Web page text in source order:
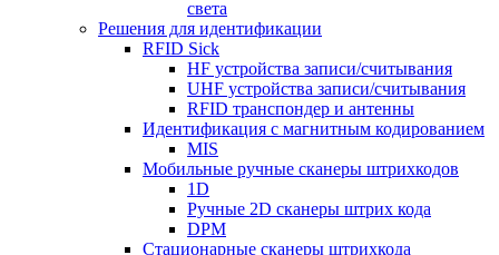
света
Решения для идентификации
RFID Sick
HF устройства записи/считывания
UHF устройства записи/считывания
RFID транспондер и антенны
Идентификация с магнитным кодированием
MIS
Мобильные ручные сканеры штрихкодов
1D
Ручные 2D сканеры штрих кода
DPM
Стационарные сканеры штрихкода